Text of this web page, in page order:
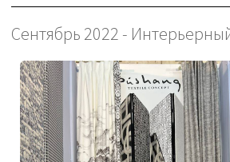
Сентябрь 2022 -